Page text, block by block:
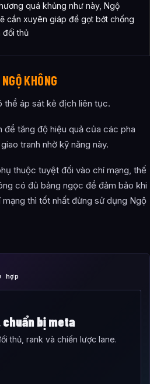
quá khủng như này, Ngộ
cần xuyên giáp để gọt bớt chống
đối thủ
KHÔNG
thể áp sát kẻ địch liên tục.
để tăng độ hiệu quả của các pha
tranh nhờ kỹ năng này.
thuộc tuyệt đối vào chí mạng, thế
có đủ bảng ngọc để đảm bảo khi
thì tốt nhất đừng sử dụng Ngộ
hợp
bị meta
thủ, rank và chiến lược lane.